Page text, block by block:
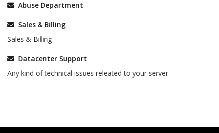
Abuse Department
Sales & Billing
Sales & Billing
Datacenter Support
Any kind of technical issues releated to your server